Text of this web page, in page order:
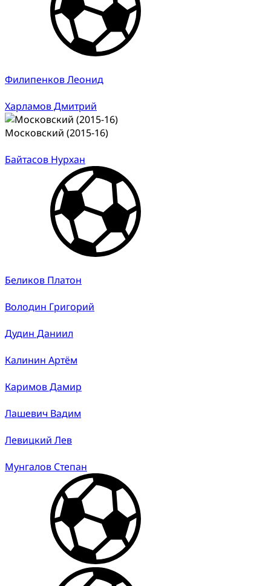
Филипенков Леонид
Харламов Дмитрий
Московский (2015-16)
Байтасов Нурхан
Беликов Платон
Володин Григорий
Дудин Даниил
Калинин Артём
Каримов Дамир
Лашевич Вадим
Левицкий Лев
Мунгалов Степан